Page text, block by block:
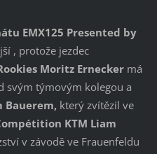
EMX125 Presented by
, protože jezdec
Moritz Erneckermá
svým týmovým kolegou a
Bauerem,který zvítězil ve
KTM Liam
v závodě ve Frauenfeldu